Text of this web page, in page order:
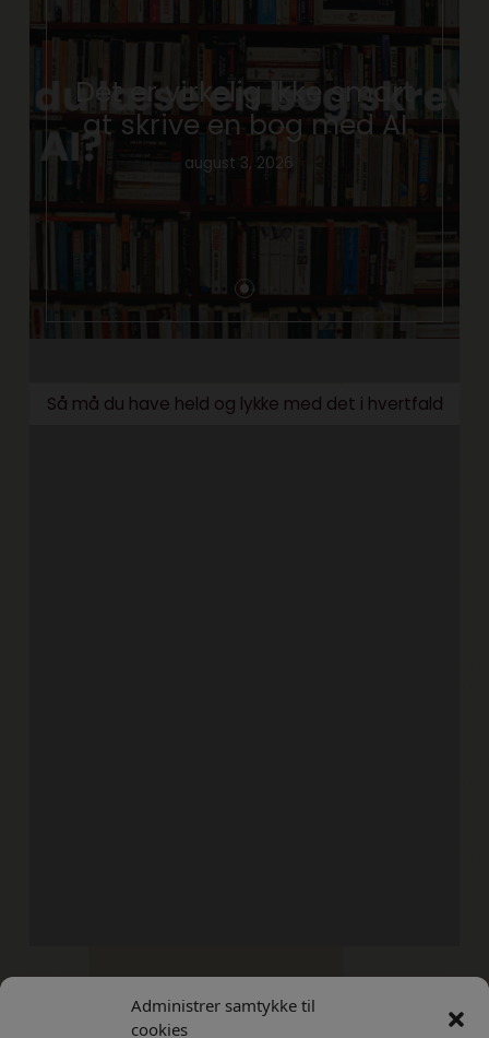
Administrer samtykke til
cookies
Det er virkelig ikke smart
at skrive en bog med AI
august 3, 2026
Så må du have held og lykke med det i hvertfald
Kontakt